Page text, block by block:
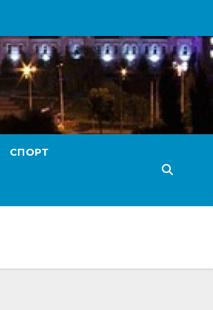
СПОРТ